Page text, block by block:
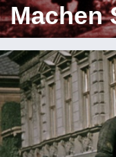
Machen